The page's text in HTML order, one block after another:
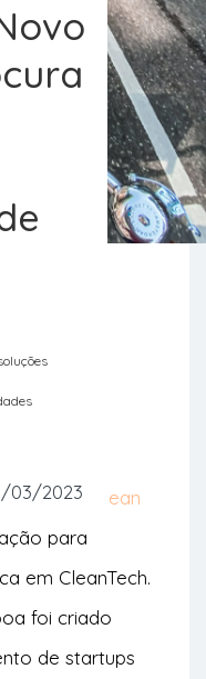
03/2023
para o
Clean
para
em CleanTech.
foi criado
de startups